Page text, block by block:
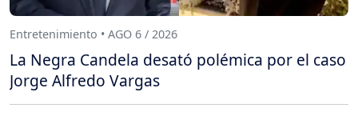
Entretenimiento • AGO 6 / 2026
La Negra Candela desató polémica por el caso
Jorge Alfredo Vargas